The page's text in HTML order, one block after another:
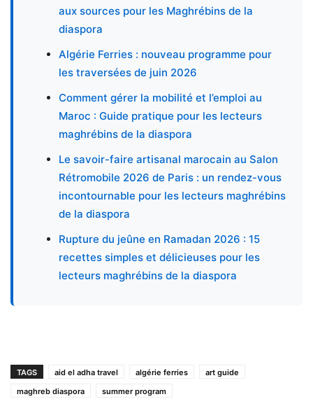
aux sources pour les Maghrébins de la
diaspora
Algérie Ferries : nouveau programme pour
les traversées de juin 2026
Comment gérer la mobilité et l’emploi au
Maroc : Guide pratique pour les lecteurs
maghrébins de la diaspora
Le savoir-faire artisanal marocain au Salon
Rétromobile 2026 de Paris : un rendez-vous
incontournable pour les lecteurs maghrébins
de la diaspora
Rupture du jeûne en Ramadan 2026 : 15
recettes simples et délicieuses pour les
lecteurs maghrébins de la diaspora
TAGS aid el adha travel algérie ferries
art guide
maghreb diaspora
summer program